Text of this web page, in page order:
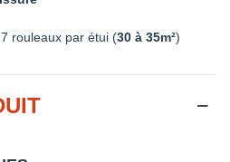
rouleaux par étui (30 à 35m²)